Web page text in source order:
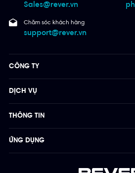
Sales@rever.vn
Chăm sóc khách hàng
support@rever.vn
CÔNG TY
DỊCH VỤ
THÔNG TIN
ỨNG DỤNG